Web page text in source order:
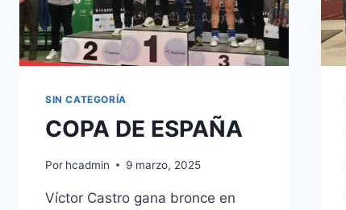
SIN CATEGORÍA
COPA DE ESPAÑA
Por hcadmin 9 marzo, 2025
Víctor Castro gana bronce en